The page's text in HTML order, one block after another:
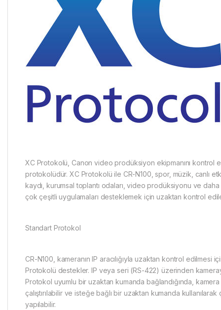
XC Protokolü, Canon video prodüksiyon ekipmanını kontrol
protokolüdür. XC Protokolü ile CR-N100, spor, müzik, canlı
kaydı, kurumsal toplantı odaları, video prodüksiyonu ve daha
çok çeşitli uygulamaları desteklemek için uzaktan kontrol
Standart Protokol
CR-N100, kameranın IP aracılığıyla uzaktan kontrol edilmesi
Protokolü destekler. IP veya seri (RS-422) üzerinden
Protokol uyumlu bir uzaktan kumanda bağlandığında,
çalıştırılabilir ve isteğe bağlı bir uzaktan kumanda kullanılarak
yapılabilir.